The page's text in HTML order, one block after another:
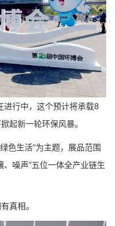
行中，这个预计将承载8
起新一轮环保风暴。
生活”为主题，展品范围
噪声”五位一体全产业链生
真相。